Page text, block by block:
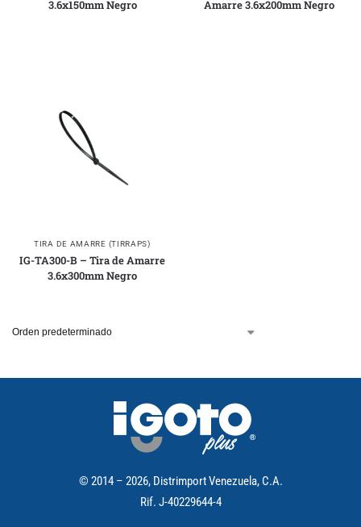
3.6x150mm Negro
Amarre 3.6x200mm Negro
TIRA DE AMARRE (TIRRAPS)
IG-TA300-B – Tira de Amarre
3.6x300mm Negro
© 2014 – 2026, Distrimport Venezuela, C.A.
Rif. J-40229644-4